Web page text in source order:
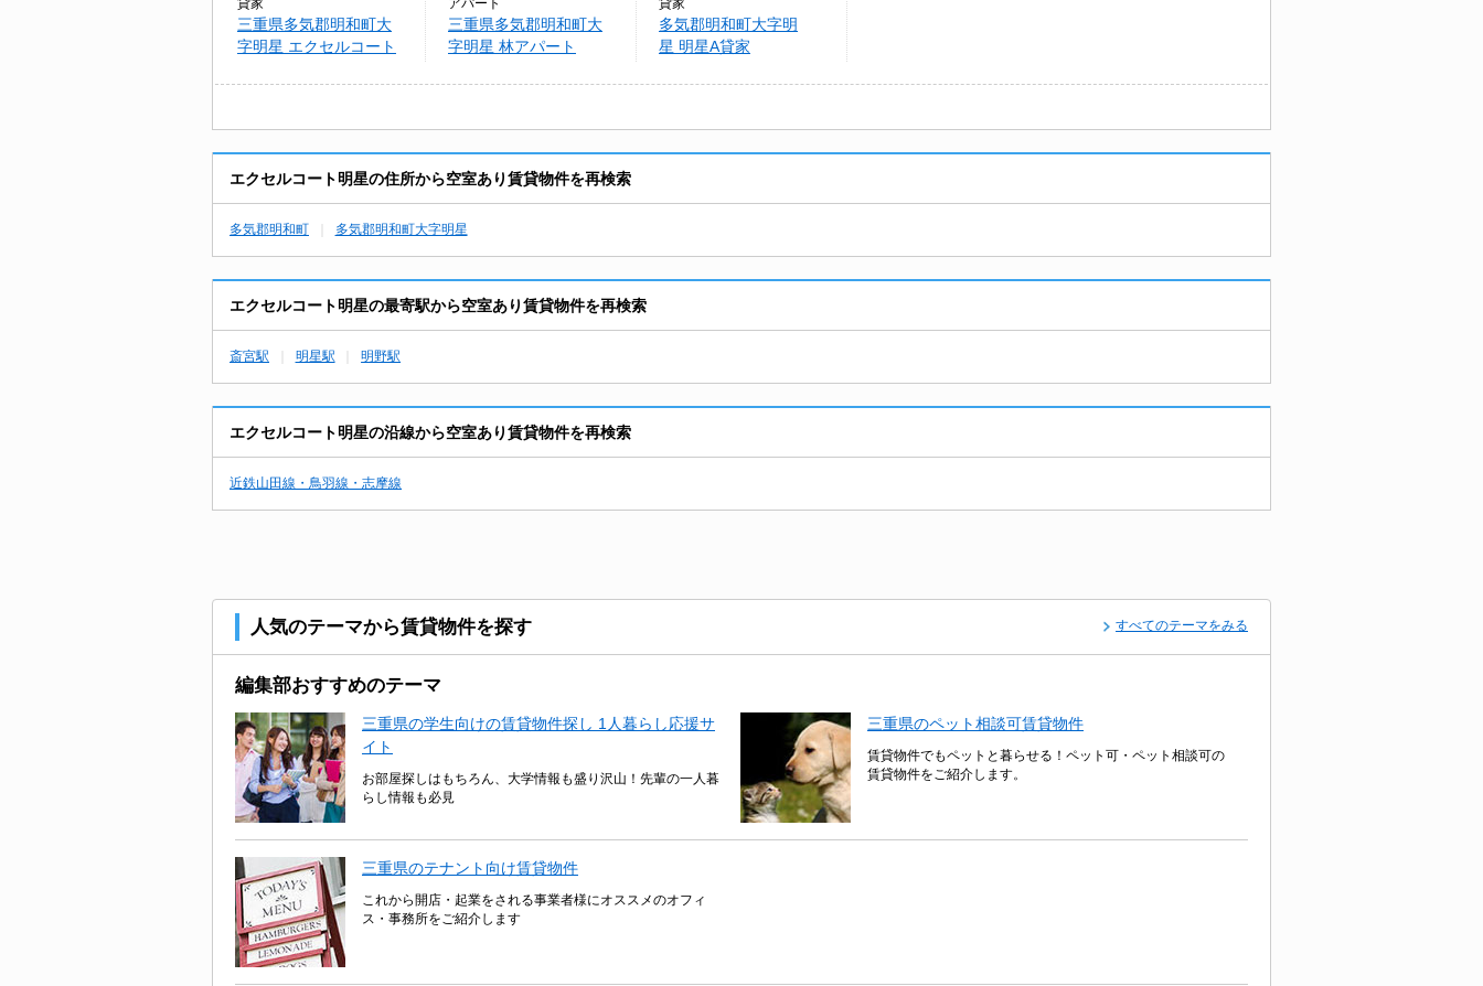
貸家
三重県多気郡明和町大
字明星 エクセルコート
アパート
三重県多気郡明和町大
字明星 林アパート
貸家
多気郡明和町大字明
星 明星A貸家
エクセルコート明星の住所から空室あり賃貸物件を再検索
多気郡明和町 多気郡明和町大字明星
エクセルコート明星の最寄駅から空室あり賃貸物件を再検索
斎宮駅 明星駅 明野駅
エクセルコート明星の沿線から空室あり賃貸物件を再検索
近鉄山田線・鳥羽線・志摩線
人気のテーマから賃貸物件を探す すべてのテーマをみる
編集部おすすめのテーマ
三重県の学生向けの賃貸物件探し 1人暮らし応援サ
イト
お部屋探しはもちろん、大学情報も盛り沢山！先輩の一人暮
らし情報も必見
三重県のペット相談可賃貸物件
賃貸物件でもペットと暮らせる！ペット可・ペット相談可の
賃貸物件をご紹介します。
三重県のテナント向け賃貸物件
これから開店・起業をされる事業者様にオススメのオフィ
ス・事務所をご紹介します